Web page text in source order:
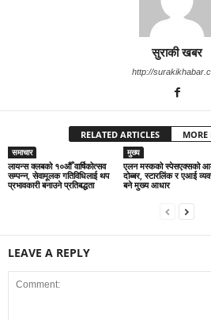
सुराकी खबर
http://
RELATED ARTICLES MORE
समाचार
लायन्स क्लबको १०औँ वार्षिकोत्सव
सम्पन्न, सेवामूलक गतिविधिलाई थप
प्रभावकारी बनाउने प्रतिबद्धता
मुख्य
एलन मस्कको स्पेसएक्सको
दोब्बर, स्टारलिंक र एआई
बने मुख्य आधार
LEAVE A REPLY